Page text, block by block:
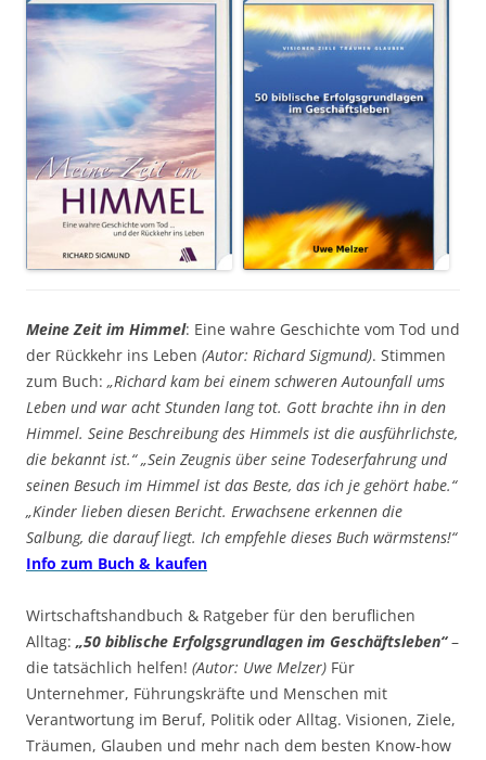
Meine Zeit im Himmel: Eine wahre Geschichte vom Tod und
der Rückkehr ins Leben (Autor: Richard Sigmund). Stimmen
zum Buch: „Richard kam bei einem schweren Autounfall ums
Leben und war acht Stunden lang tot. Gott brachte ihn in den
Himmel. Seine Beschreibung des Himmels ist die ausführlichste,
die bekannt ist.“ „Sein Zeugnis über seine Todeserfahrung und
seinen Besuch im Himmel ist das Beste, das ich je gehört habe.“
„Kinder lieben diesen Bericht. Erwachsene erkennen die
Salbung, die darauf liegt. Ich empfehle dieses Buch wärmstens!“
Info zum Buch & kaufen
Wirtschaftshandbuch & Ratgeber für den beruflichen
Alltag: „50 biblische Erfolgsgrundlagen im Geschäftsleben“–
die tatsächlich helfen! (Autor: Uwe Melzer) Für
Unternehmer, Führungskräfte und Menschen mit
Verantwortung im Beruf, Politik oder Alltag. Visionen, Ziele,
Träumen, Glauben und mehr nach dem besten Know-how